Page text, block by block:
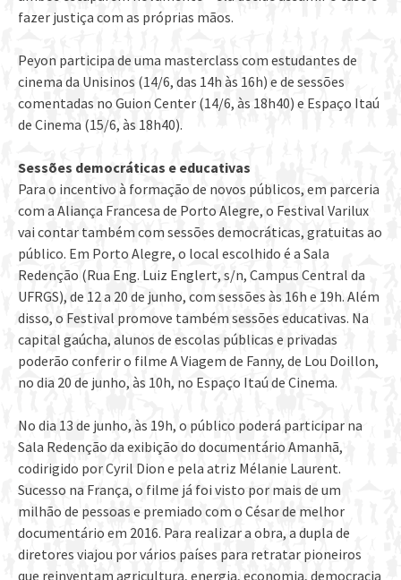
fazer justiça com as próprias mãos.
Peyon participa de uma masterclass com estudantes de
cinema da Unisinos (14/6, das 14h às 16h) e de sessões
comentadas no Guion Center (14/6, às 18h40) e Espaço Itaú
de Cinema (15/6, às 18h40).
Sessões democráticas e educativas
Para o incentivo à formação de novos públicos, em parceria
com a Aliança Francesa de Porto Alegre, o Festival Varilux
vai contar também com sessões democráticas, gratuitas ao
público. Em Porto Alegre, o local escolhido é a Sala
Redenção (Rua Eng. Luiz Englert, s/n, Campus Central da
UFRGS), de 12 a 20 de junho, com sessões às 16h e 19h. Além
disso, o Festival promove também sessões educativas. Na
capital gaúcha, alunos de escolas públicas e privadas
poderão conferir o filme A Viagem de Fanny, de Lou Doillon,
no dia 20 de junho, às 10h, no Espaço Itaú de Cinema.
No dia 13 de junho, às 19h, o público poderá participar na
Sala Redenção da exibição do documentário Amanhã,
codirigido por Cyril Dion e pela atriz Mélanie Laurent.
Sucesso na França, o filme já foi visto por mais de um
milhão de pessoas e premiado com o César de melhor
documentário em 2016. Para realizar a obra, a dupla de
diretores viajou por vários países para retratar pioneiros
que reinventam agricultura, energia, economia, democracia